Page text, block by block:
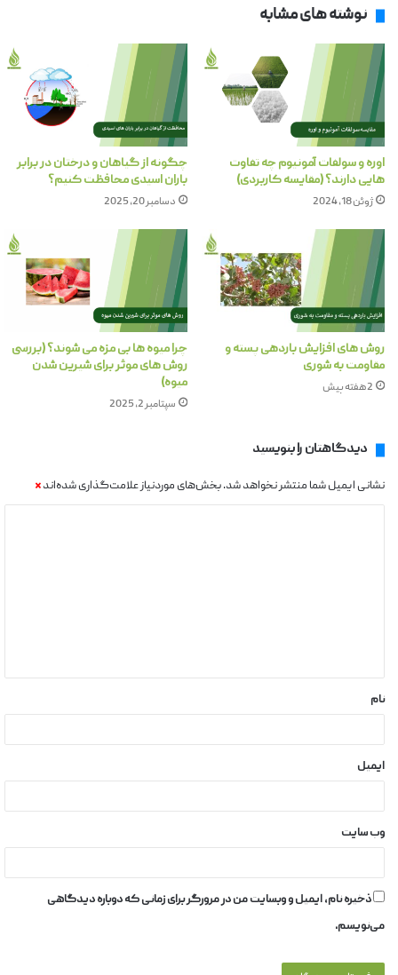
نوشته های مشابه
اوره و سولفات آمونیوم چه تفاوت
هایی دارند؟ (مقایسه کاربردی)
ژوئن 18, 2024
چگونه از گیاهان و درختان در برابر
باران اسیدی محافظت کنیم؟
دسامبر 20, 2025
روش های افزایش باردهی پسته و
مقاومت به شوری
2 هفته پیش
چرا میوه ها بی مزه می شوند؟ (بررسی
روش های موثر برای شیرین شدن
میوه)
سپتامبر 2, 2025
دیدگاهتان را بنویسید
نشانی ایمیل شما منتشر نخواهد شد.بخش‌های موردنیاز علامت‌گذاری شده‌اند*
نام
ایمیل
وب‌ سایت
ذخیره نام، ایمیل و وبسایت من در مرورگر برای زمانی که دوباره دیدگاهی
می‌نویسم.